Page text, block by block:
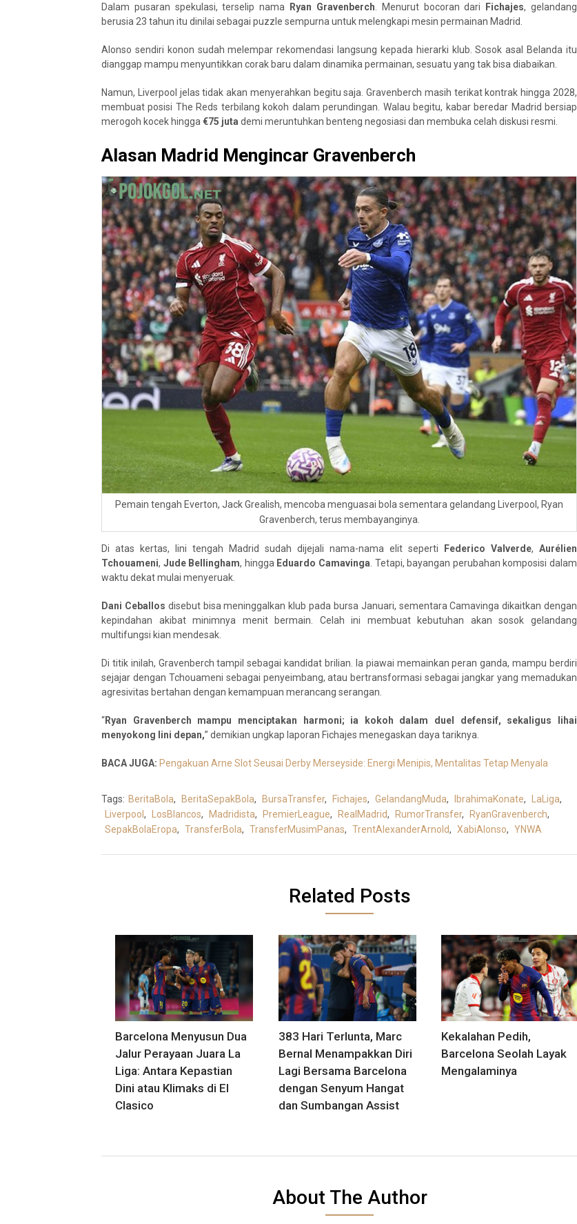
Dalam pusaran spekulasi, terselip nama Ryan Gravenberch . Menurut bocoran dari Fichajes, gelandang
berusia 23 tahun itu dinilai sebagai puzzle sempurna untuk melengkapi mesin permainan Madrid.
Alonso sendiri konon sudah melempar rekomendasi langsung kepada hierarki klub. Sosok asal Belanda itu
dianggap mampu menyuntikkan corak baru dalam dinamika permainan, sesuatu yang tak bisa diabaikan.
Namun, Liverpool jelas tidak akan menyerahkan begitu saja. Gravenberch masih terikat kontrak hingga 2028,
membuat posisi The Reds terbilang kokoh dalam perundingan. Walau begitu, kabar beredar Madrid bersiap
merogoh kocek hingga €75 juta demi meruntuhkan benteng negosiasi dan membuka celah diskusi resmi.
Alasan Madrid Mengincar Gravenberch
Pemain tengah Everton, Jack Grealish, mencoba menguasai bola sementara gelandang Liverpool, Ryan
Gravenberch, terus membayanginya.
Di atas kertas, lini tengah Madrid sudah dijejali nama-nama elit seperti Federico Valverde, Aurélien
Tchouameni, Jude Bellingham, hingga Eduardo Camavinga . Tetapi, bayangan perubahan komposisi dalam
waktu dekat mulai menyeruak.
Dani Ceballos disebut bisa meninggalkan klub pada bursa Januari, sementara Camavinga dikaitkan dengan
kepindahan akibat minimnya menit bermain. Celah ini membuat kebutuhan akan sosok gelandang
multifungsi kian mendesak.
Di titik inilah, Gravenberch tampil sebagai kandidat brilian. Ia piawai memainkan peran ganda, mampu berdiri
sejajar dengan Tchouameni sebagai penyeimbang, atau bertransformasi sebagai jangkar yang memadukan
agresivitas bertahan dengan kemampuan merancang serangan.
“Ryan Gravenberch mampu menciptakan harmoni; ia kokoh dalam duel defensif, sekaligus lihai
menyokong lini depan,” demikian ungkap laporan Fichajes menegaskan daya tariknya.
BACA JUGA: Pengakuan Arne Slot Seusai Derby Merseyside: Energi Menipis, Mentalitas Tetap Menyala
Tags: BeritaBola, BeritaSepakBola, BursaTransfer, Fichajes, GelandangMuda, IbrahimaKonate, LaLiga,
Liverpool , LosBlancos, Madridista, PremierLeague, RealMadrid, RumorTransfer, RyanGravenberch,
SepakBolaEropa, TransferBola, TransferMusimPanas, TrentAlexanderArnold, XabiAlonso, YNWA
Related Posts
Barcelona Menyusun Dua
Jalur Perayaan Juara La
Liga: Antara Kepastian
Dini atau Klimaks di El
Clasico
383 Hari Terlunta, Marc
Bernal Menampakkan Diri
Lagi Bersama Barcelona
dengan Senyum Hangat
dan Sumbangan Assist
Kekalahan Pedih,
Barcelona Seolah Layak
Mengalaminya
About The Author